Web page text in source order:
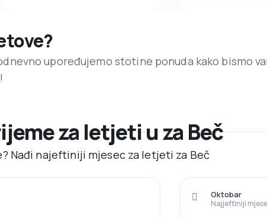
upoređujemo stotine ponuda kako bismo
za letjeti u za Beč
Nađi najeftiniji mjesec za letjeti za Beč
Najjeftiniji
Oktobar